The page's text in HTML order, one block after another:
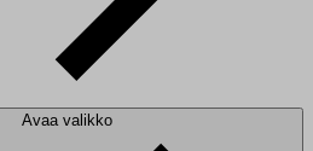
Avaa valikko